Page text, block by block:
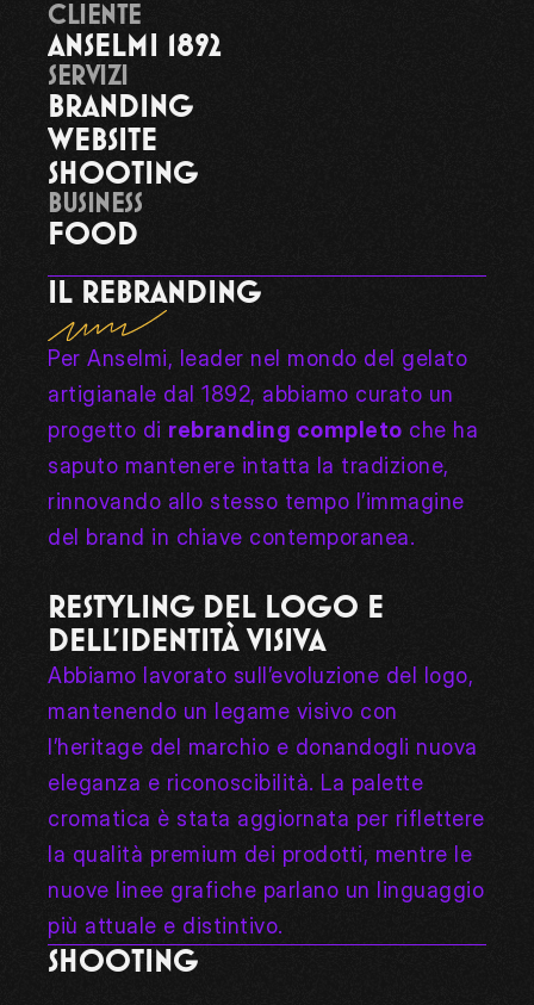
CLIENTE
ANSELMI 1892
SERVIZI
BRANDING
WEBSITE
SHOOTING
BUSINESS
FOOD
IL REBRANDING
Per Anselmi, leader nel mondo del gelato
artigianale dal 1892, abbiamo curato un
progetto di rebranding completo che ha
saputo mantenere intatta la tradizione,
rinnovando allo stesso tempo l’immagine
del brand in chiave contemporanea.
RESTYLING DEL LOGO E
DELL’IDENTITÀ VISIVA
Abbiamo lavorato sull’evoluzione del logo,
mantenendo un legame visivo con
l’heritage del marchio e donandogli nuova
eleganza e riconoscibilità. La palette
cromatica è stata aggiornata per riflettere
la qualità premium dei prodotti, mentre le
nuove linee grafiche parlano un linguaggio
più attuale e distintivo.
SHOOTING